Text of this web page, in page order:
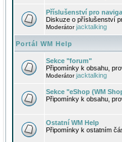
Příslušenství pro
Diskuze o příslušenství
Moderátorjacktalking
Portál WM Help
Sekce "forum"
Připomínky k obsahu,
Moderátorjacktalking
Sekce "eShop (WM
Připomínky k obsahu,
Ostatní WM Help
Připomínky k ostatním